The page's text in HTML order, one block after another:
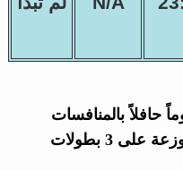
حافلاً بالمنافسات
القوية حيث تُقام 3 مباراة موزعة على 3 بطولات